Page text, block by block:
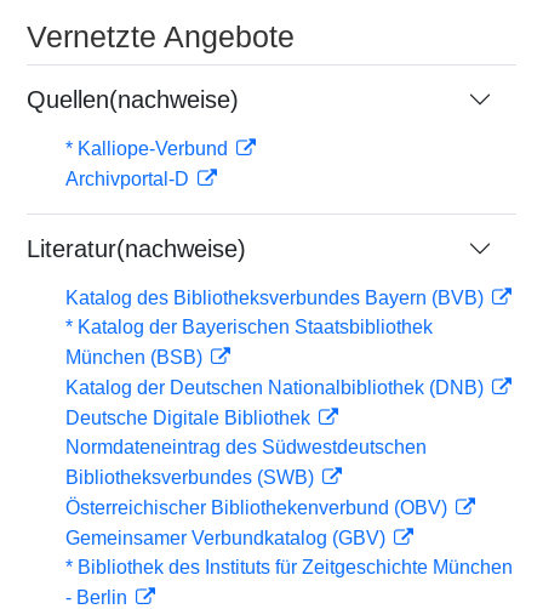
Vernetzte Angebote
Quellen(nachweise)
* Kalliope-Verbund
Archivportal-D
Literatur(nachweise)
Katalog des Bibliotheksverbundes Bayern (BVB)
* Katalog der Bayerischen Staatsbibliothek
München (BSB)
Katalog der Deutschen Nationalbibliothek (DNB)
Deutsche Digitale Bibliothek
Normdateneintrag des Südwestdeutschen
Bibliotheksverbundes (SWB)
Österreichischer Bibliothekenverbund (OBV)
Gemeinsamer Verbundkatalog (GBV)
* Bibliothek des Instituts für Zeitgeschichte München
- Berlin